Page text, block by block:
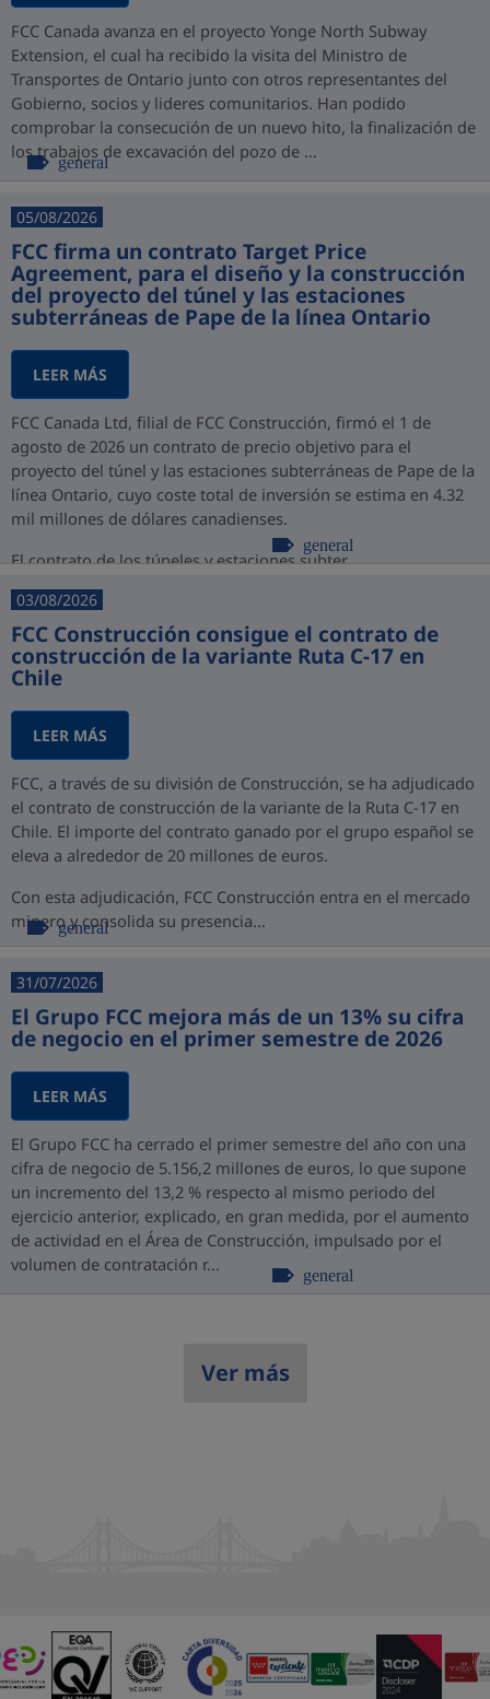
FCC Canada avanza en el proyecto Yonge North Subway
Extension, el cual ha recibido la visita del Ministro de
Transportes de Ontario junto con otros representantes del
Gobierno, socios y lideres comunitarios. Han podido
comprobar la consecución de un nuevo hito, la finalización de
los trabajos de excavación del pozo de ...
general
05/08/2026
FCC firma un contrato Target Price
Agreement, para el diseño y la construcción
del proyecto del túnel y las estaciones
subterráneas de Pape de la línea Ontario
LEER MÁS
FCC Canada Ltd, filial de FCC Construcción, firmó el 1 de
agosto de 2026 un contrato de precio objetivo para el
proyecto del túnel y las estaciones subterráneas de Pape de la
línea Ontario, cuyo coste total de inversión se estima en 4.32
mil millones de dólares canadienses.
El contrato de los túneles y estaciones subter...
general
03/08/2026
FCC Construcción consigue el contrato de
construcción de la variante Ruta C-17 en
Chile
LEER MÁS
FCC, a través de su división de Construcción, se ha adjudicado
el contrato de construcción de la variante de la Ruta C-17 en
Chile. El importe del contrato ganado por el grupo español se
eleva a alrededor de 20 millones de euros.
Con esta adjudicación, FCC Construcción entra en el mercado
minero y consolida su presencia...
general
31/07/2026
El Grupo FCC mejora más de un 13% su cifra
de negocio en el primer semestre de 2026
LEER MÁS
El Grupo FCC ha cerrado el primer semestre del año con una
cifra de negocio de 5.156,2 millones de euros, lo que supone
un incremento del 13,2 % respecto al mismo periodo del
ejercicio anterior, explicado, en gran medida, por el aumento
de actividad en el Área de Construcción, impulsado por el
volumen de contratación r...
general
Ver más